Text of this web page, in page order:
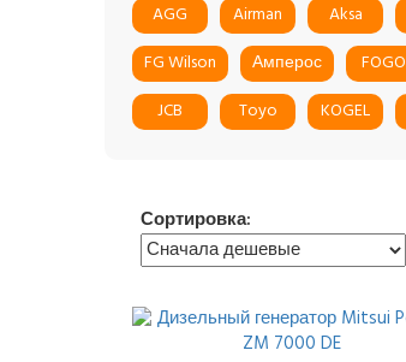
AGG Airman Aksa
FG Wilson
Амперос FOGO
JCB
Toyo KOGEL
Сортировка: